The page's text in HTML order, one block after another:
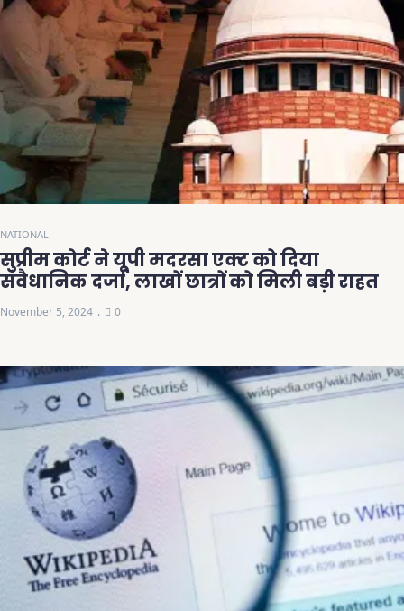
NATIONAL
सुप्रीम कोर्ट ने यूपी मदरसा एक्ट को दिया
संवैधानिक दर्जा, लाखों छात्रों को मिली बड़ी राहत
November 5, 2024 0